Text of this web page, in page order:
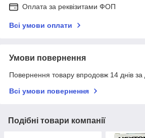
Оплата за реквізитами ФОП
Всі умови оплати
Умови повернення
Повернення товару впродовж 14 днів за
Всі умови повернення
Подібні товари компанії